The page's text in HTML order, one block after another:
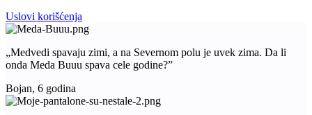
Uslovi korišćenja
„Medvedi spavaju zimi, a na Severnom polu je uvek zima. Da li
onda Meda Buuu spava cele godine?”
Bojan, 6 godina